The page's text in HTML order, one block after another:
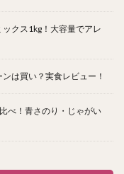
ックス1kg！大容量でアレ
は買い？実食レビュー！
べ！青さのり・じゃがい